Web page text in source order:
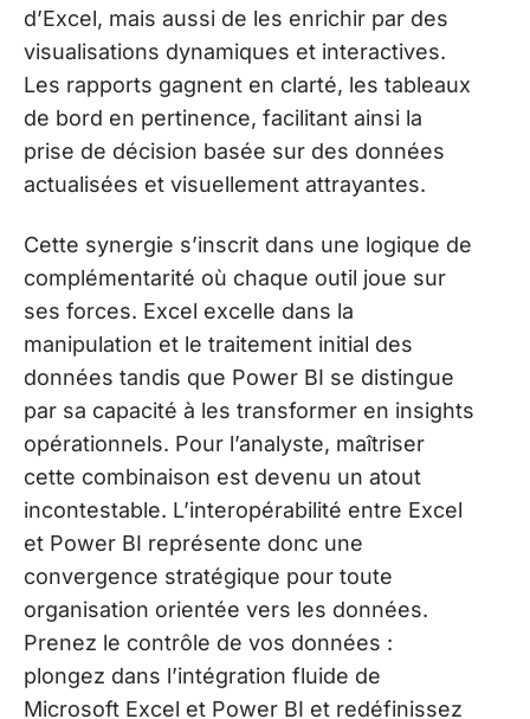
d’Excel, mais aussi de les enrichir par des
visualisations dynamiques et interactives.
Les rapports gagnent en clarté, les tableaux
de bord en pertinence, facilitant ainsi la
prise de décision basée sur des données
actualisées et visuellement attrayantes.
Cette synergie s’inscrit dans une logique de
complémentarité où chaque outil joue sur
ses forces. Excel excelle dans la
manipulation et le traitement initial des
données tandis que Power BI se distingue
par sa capacité à les transformer en insights
opérationnels. Pour l’analyste, maîtriser
cette combinaison est devenu un atout
incontestable. L’interopérabilité entre Excel
et Power BI représente donc une
convergence stratégique pour toute
organisation orientée vers les données.
Prenez le contrôle de vos données :
plongez dans l’intégration fluide de
Microsoft Excel et Power BI et redéfinissez